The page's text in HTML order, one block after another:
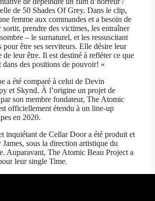
de 50 Shades Of Grey. Dans le clip,
femme aux commandes et a besoin de
prendre des victimes, les entraîner
– le surnaturel, et les ressuscitant
pour être ses serviteurs. Elle désire leur
leur être. Il est destiné à refléter ce que
dans des positions de pouvoir! «
a été comparé à celui de Devin
et Skynd. À l’origine un projet de
son membre fondateur, The Atomic
officiellement étendu à un line-up
en 2020.
inquiétant de Cellar Door a été produit et
sous la direction artistique du
Auparavant, The Atomic Beau Project a
leur single Time.